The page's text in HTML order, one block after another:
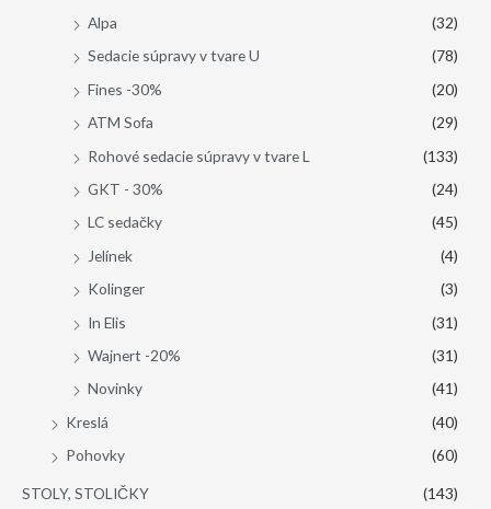
Alpa
(32)
Sedacie súpravy v tvare U
(78)
Fines -30%
(20)
ATM Sofa
(29)
Rohové sedacie súpravy v tvare L
(133)
GKT - 30%
(24)
LC sedačky
(45)
Jelínek
(4)
Kolinger
(3)
In Elis
(31)
Wajnert -20%
(31)
Novinky
(41)
Kreslá
(40)
Pohovky
(60)
STOLY, STOLIČKY (143)